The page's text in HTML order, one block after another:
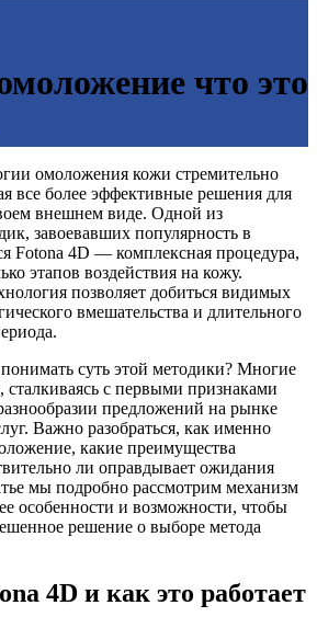
что это
омоложения кожи стремительно
все более эффективные решения для
внешнем виде. Одной из
завоевавших популярность в
Fotona 4D — комплексная процедура,
этапов воздействия на кожу.
позволяет добиться видимых
вмешательства и длительного
суть этой методики? Многие
с первыми признаками
предложений на рынке
Важно разобраться, как именно
какие преимущества
ли оправдывает ожидания
мы подробно рассмотрим механизм
особенности и возможности, чтобы
решение о выборе метода
4D и как это работает